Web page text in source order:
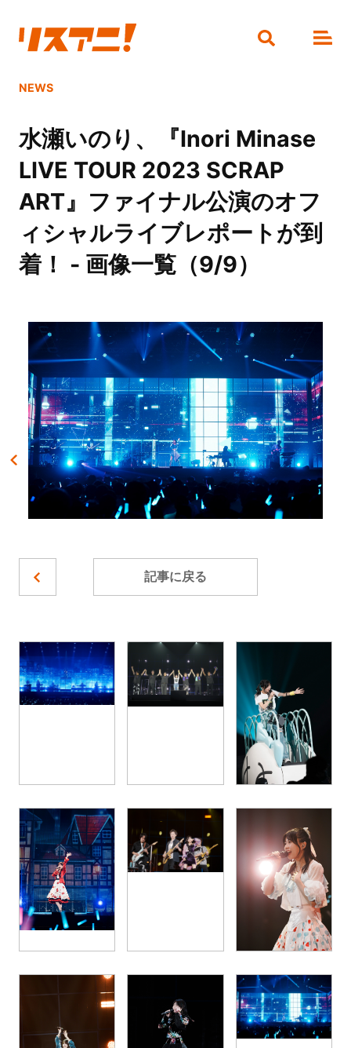
NEWS
水瀬いのり、『Inori Minase
LIVE TOUR 2023 SCRAP
ART』ファイナル公演のオフ
ィシャルライブレポートが到
着！ - 画像一覧（9/9）
記事に戻る